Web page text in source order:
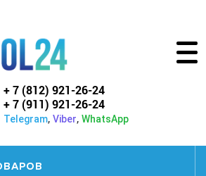
+ 7 (812) 921-26-24
+ 7 (911) 921-26-24
Telegram, Viber, WhatsApp